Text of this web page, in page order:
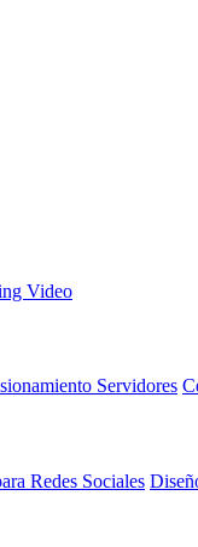
Video
Servidores
Redes Sociales